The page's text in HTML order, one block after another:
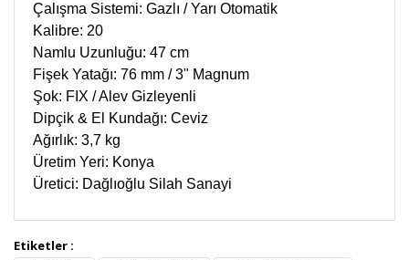
Çalışma Sistemi: Gazlı / Yarı Otomatik
Kalibre: 20
Namlu Uzunluğu: 47 cm
Fişek Yatağı: 76 mm / 3" Magnum
Şok: FIX / Alev Gizleyenli
Dipçik & El Kundağı: Ceviz
Ağırlık: 3,7 kg
Üretim Yeri: Konya
Üretici: Dağlıoğlu Silah Sanayi
Etiketler :